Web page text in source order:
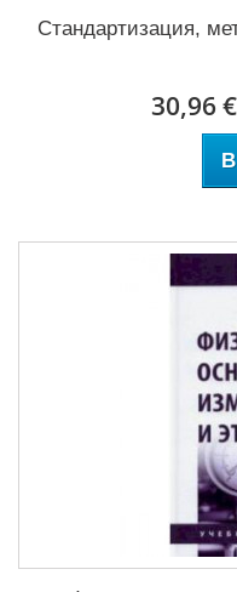
Стандартизация,
30,96 €